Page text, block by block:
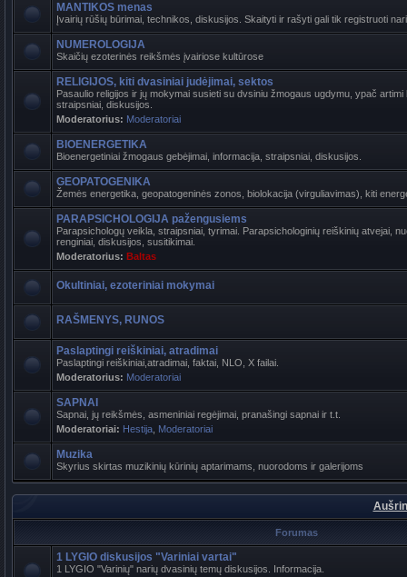
MANTIKOS menas
Įvairių rūšių būrimai, technikos, diskusijos. Skaityti ir rašyti gali tik registruoti
NUMEROLOGIJA
Skaičių ezoterinės reikšmės įvairiose kultūrose
RELIGIJOS, kiti dvasiniai judėjimai, sektos
Pasaulio religijos ir jų mokymai susieti su dvsiniu žmogaus ugdymu, ypač
straipsniai, diskusijos.
Moderatorius: Moderatoriai
BIOENERGETIKA
Bioenergetiniai žmogaus gebėjimai, informacija, straipsniai, diskusijos.
GEOPATOGENIKA
Žemės energetika, geopatogeninės zonos, biolokacija (virguliavimas), kiti
PARAPSICHOLOGIJA pažengusiems
Parapsichologų veikla, straipsniai, tyrimai. Parapsichologinių reiškinių atvejai,
renginiai, diskusijos, susitikimai.
Moderatorius: Baltas
Okultiniai, ezoteriniai mokymai
RAŠMENYS, RUNOS
Paslaptingi reiškiniai, atradimai
Paslaptingi reiškiniai,atradimai, faktai, NLO, X failai.
Moderatorius: Moderatoriai
SAPNAI
Sapnai, jų reikšmės, asmeniniai regėjimai, pranašingi sapnai ir t.t.
Moderatoriai: Hestija Moderatoriai
Muzika
Skyrius skirtas muzikinių kūrinių aptarimams, nuorodoms ir galerijoms
Forumas
1 LYGIO diskusijos "Variniai vartai"
1 LYGIO "Varinių" narių dvasinių temų diskusijos. Informacija.